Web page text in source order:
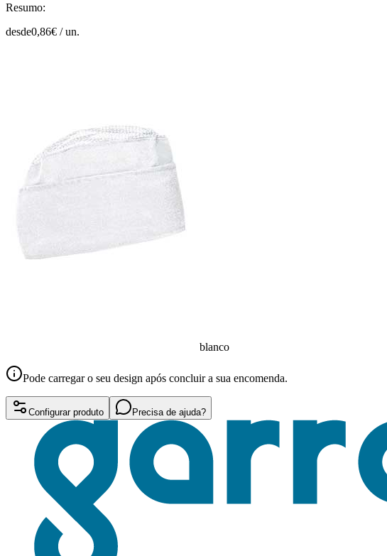
Resumo:
desde0,86€ /un.
blanco
Pode carregar o seu design após concluir a sua encomenda.
Configurar produto Precisa de ajuda?